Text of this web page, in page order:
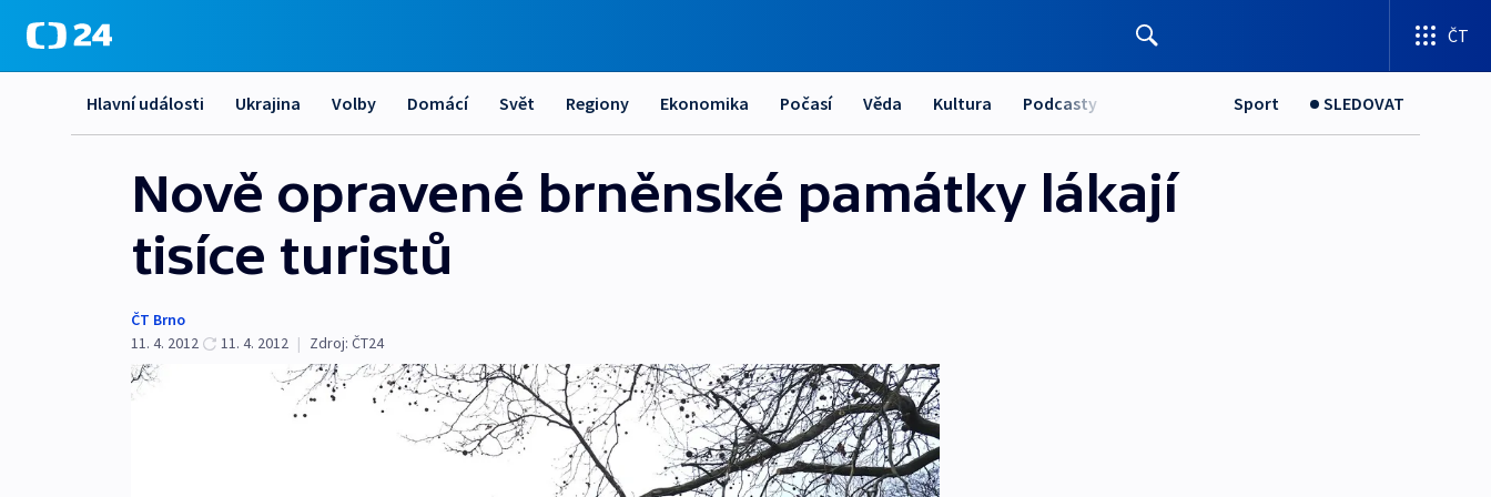
ČT
Hlavní události Ukrajina Volby Domácí Svět Regiony Ekonomika Počasí Věda Kultura Podcasty Sport SLEDOVAT
Nově opravené brněnské památky lákají
tisíce turistů
ČT Brno
11. 4. 2012
11. 4. 2012 | Zdroj: ČT24